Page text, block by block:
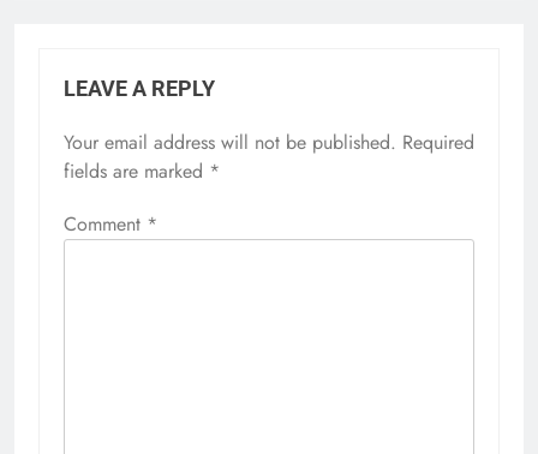
LEAVE A REPLY
Your email address will not be published. Required
fields are marked *
Comment *